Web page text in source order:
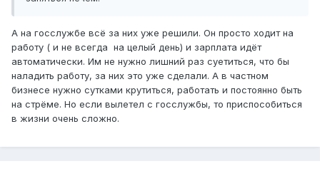
А на госслужбе всё за них уже решили. Он просто ходит на
работу ( и не всегда на целый день) и зарплата идёт
автоматически. Им не нужно лишний раз суетиться, что бы
наладить работу, за них это уже сделали. А в частном
бизнесе нужно сутками крутиться, работать и постоянно быть
на стрёме. Но если вылетел с госслужбы, то приспособиться
в жизни очень сложно.